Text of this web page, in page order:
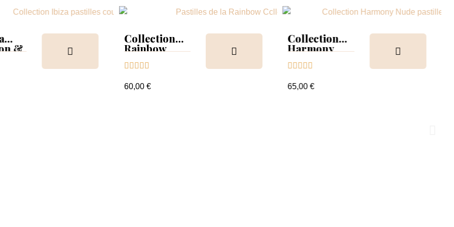
&
Collection
Rainbow
nuancier
    
60,00 €
Collection
Harmony
nuancier
    
65,00 €